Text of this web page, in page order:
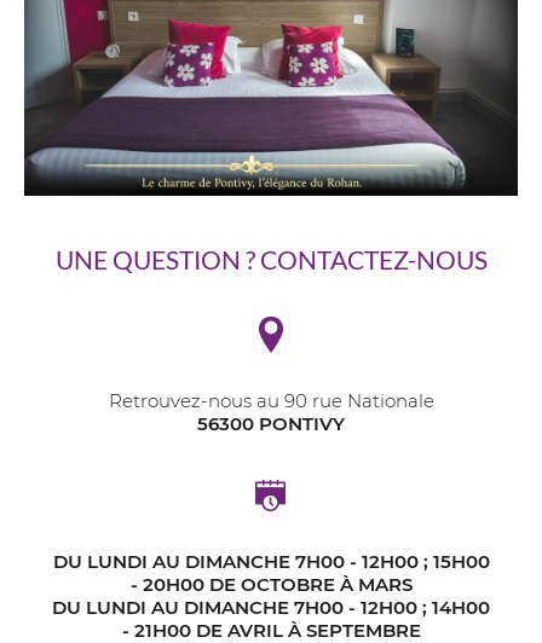
UNE QUESTION ? CONTACTEZ-NOUS
Retrouvez-nous au 90 rue Nationale
56300 PONTIVY
DU LUNDI AU DIMANCHE 7H00 - 12H00 ; 15H00
- 20H00 DE OCTOBRE À MARS
DU LUNDI AU DIMANCHE 7H00 - 12H00 ; 14H00
- 21H00 DE AVRIL À SEPTEMBRE